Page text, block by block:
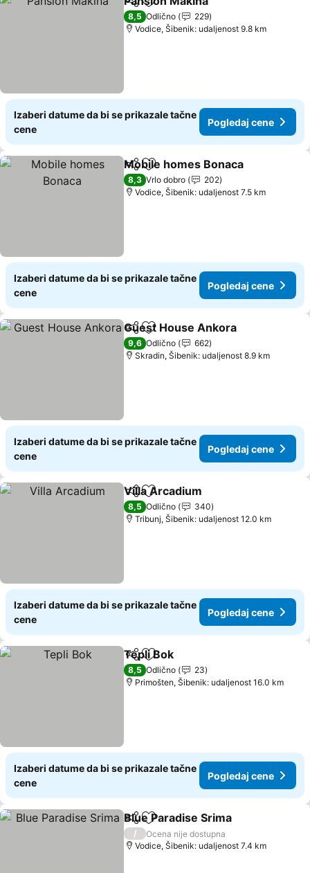
Deli Dodati u favorite
8,5 Odlično
229
Vodice, Šibenik: udaljenost 9.8 km
Izaberi datume da bi se prikazale tačne
cene
Pogledaj cene
Deli Dodati u favorite
Mobile homes Bonaca
8,3 Vrlo dobro
202
Vodice, Šibenik: udaljenost 7.5 km
Izaberi datume da bi se prikazale tačne
cene
Pogledaj cene
Deli Dodati u favorite
Guest House Ankora
9,6 Odlično
662
Skradin, Šibenik: udaljenost 8.9 km
Izaberi datume da bi se prikazale tačne
cene
Pogledaj cene
Deli Dodati u favorite
Villa Arcadium
8,5 Odlično
340
Tribunj, Šibenik: udaljenost 12.0 km
Izaberi datume da bi se prikazale tačne
cene
Pogledaj cene
Deli Dodati u favorite
Tepli Bok
8,5 Odlično
23
Primošten, Šibenik: udaljenost 16.0 km
Izaberi datume da bi se prikazale tačne
cene
Pogledaj cene
Deli Dodati u favorite
Blue Paradise Srima
/
Ocena nije dostupna
Vodice, Šibenik: udaljenost 7.4 km